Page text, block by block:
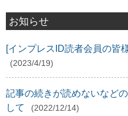
お知らせ
[インプレスID読者会員の皆
(2023/4/19)
記事の続きが読めないなど
して
(2022/12/14)